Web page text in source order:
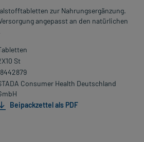
zur Nahrungsergänzung.
angepasst an den natürlichen
St
Consumer Health Deutschland
Beipackzettel als PDF